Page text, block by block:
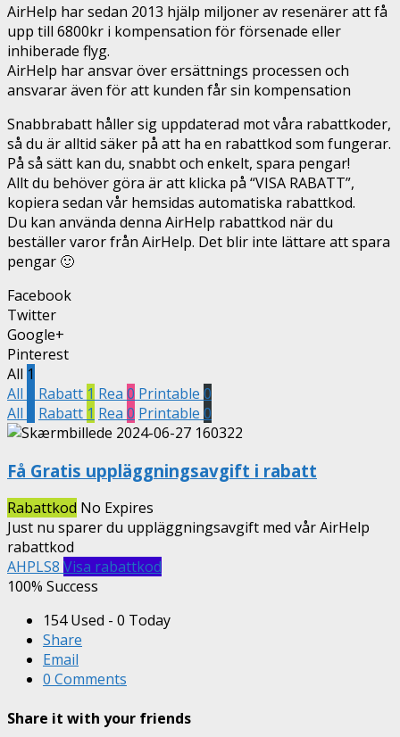
AirHelp har sedan 2013 hjälp miljoner av resenärer att få
upp till 6800kr i kompensation för försenade eller
inhiberade flyg.
AirHelp har ansvar över ersättnings processen och
ansvarar även för att kunden får sin kompensation
Snabbrabatt håller sig uppdaterad mot våra rabattkoder,
så du är alltid säker på att ha en rabattkod som fungerar.
På så sätt kan du, snabbt och enkelt, spara pengar!
Allt du behöver göra är att klicka på “VISA RABATT”,
kopiera sedan vår hemsidas automatiska rabattkod.
Du kan använda denna AirHelp rabattkod när du
beställer varor från AirHelp. Det blir inte lättare att spara
pengar 🙂
Facebook
Twitter
Google+
Pinterest
All 1
All
Rabatt 1 Rea 0 Printable 0
All
Rabatt 1 Rea 0 Printable 0
Få Gratis uppläggningsavgift i rabatt
Rabattkod No Expires
Just nu sparer du uppläggningsavgift med vår AirHelp
rabattkod
AHPLS8 Visa rabattkod
100% Success
154 Used - 0 Today
Share
Email
0 Comments
Share it with your friends